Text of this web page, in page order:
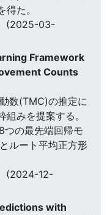
た。
(2025-03-
Framework
Counts
数(TMC)の推定に
みを提案する。
つの最先端回帰モ
ルート平均正方形
(2024-12-
with